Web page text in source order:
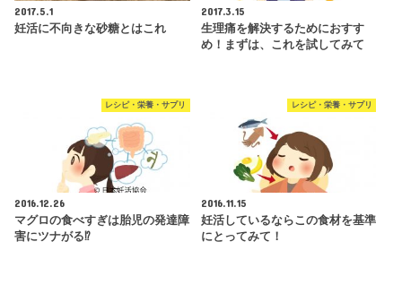
2017.5.1
妊活に不向きな砂糖とはこれ
2017.3.15
生理痛を解決するためにおすす
め！まずは、これを試してみて
レシピ・栄養・サプリ
2016.12.26
マグロの食べすぎは胎児の発達障
害にツナがる⁉️
レシピ・栄養・サプリ
2016.11.15
妊活しているならこの食材を基準
にとってみて！